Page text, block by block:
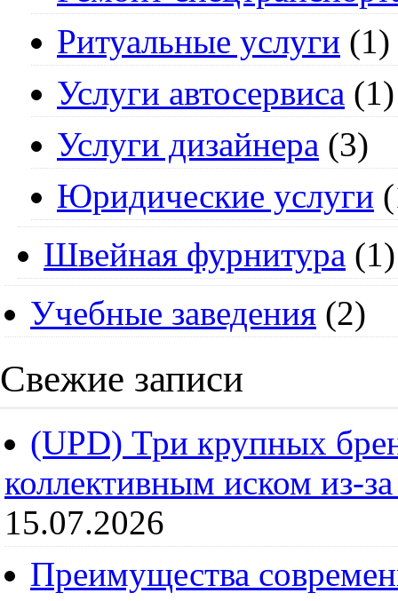
Ритуальные услуги (1)
Услуги автосервиса (1)
Услуги дизайнера (3)
Юридические услуги
Швейная фурнитура (1)
Учебные заведения (2)
Свежие записи
(UPD) Три крупных
коллективным иском из-
15.07.2026
Преимущества